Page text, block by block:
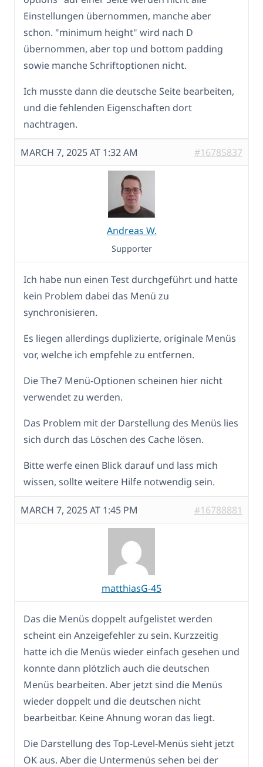
Einstellungen übernommen, manche aber
schon. "minimum height" wird nach D
übernommen, aber top und bottom padding
sowie manche Schriftoptionen nicht.
Ich musste dann die deutsche Seite bearbeiten,
und die fehlenden Eigenschaften dort
nachtragen.
MARCH 7, 2025 AT 1:32 AM #16785837
Andreas W.
Supporter
Ich habe nun einen Test durchgeführt und hatte
kein Problem dabei das Menü zu
synchronisieren.
Es liegen allerdings duplizierte, originale Menüs
vor, welche ich empfehle zu entfernen.
Die The7 Menü-Optionen scheinen hier nicht
verwendet zu werden.
Das Problem mit der Darstellung des Menüs lies
sich durch das Löschen des Cache lösen.
Bitte werfe einen Blick darauf und lass mich
wissen, sollte weitere Hilfe notwendig sein.
MARCH 7, 2025 AT 1:45 PM #16788881
matthiasG-45
Das die Menüs doppelt aufgelistet werden
scheint ein Anzeigefehler zu sein. Kurzzeitig
hatte ich die Menüs wieder einfach gesehen und
konnte dann plötzlich auch die deutschen
Menüs bearbeiten. Aber jetzt sind die Menüs
wieder doppelt und die deutschen nicht
bearbeitbar. Keine Ahnung woran das liegt.
Die Darstellung des Top-Level-Menüs sieht jetzt
OK aus. Aber die Untermenüs sehen bei der